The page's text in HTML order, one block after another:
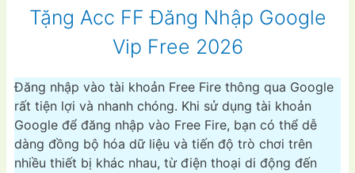
Tặng Acc FF Đăng Nhập Google
Vip Free 2026
Đăng nhập vào tài khoản Free Fire thông qua Google
rất tiện lợi và nhanh chóng. Khi sử dụng tài khoản
Google để đăng nhập vào Free Fire, bạn có thể dễ
dàng đồng bộ hóa dữ liệu và tiến độ trò chơi trên
nhiều thiết bị khác nhau, từ điện thoại di động đến